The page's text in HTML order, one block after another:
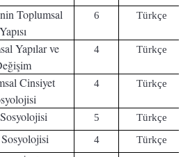
Toplumsal
Yapısı
6 Türkçe
Yapılar ve
4 Türkçe
Cinsiyet
4 Türkçe
5
Türkçe
4
Türkçe